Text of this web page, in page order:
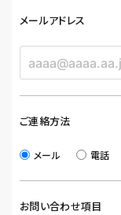
メールアドレス
ご連絡方法
メール 電話
お問い合わせ項目